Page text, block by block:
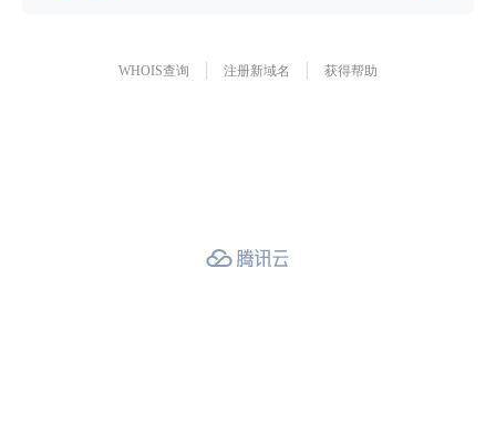
WHOIS查询 注册新域名 获得帮助